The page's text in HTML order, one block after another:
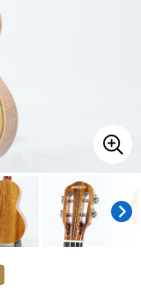
エフェクター
DTM
レコーディング機器